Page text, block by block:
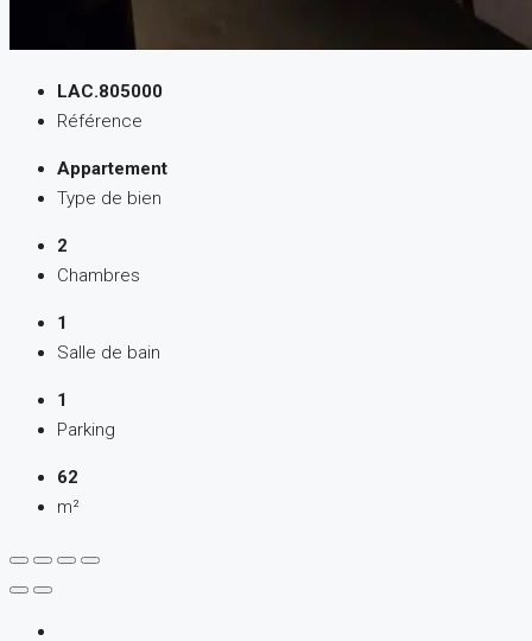
LAC.805000
Référence
Appartement
Type de bien
2
Chambres
1
Salle de bain
1
Parking
62
m²